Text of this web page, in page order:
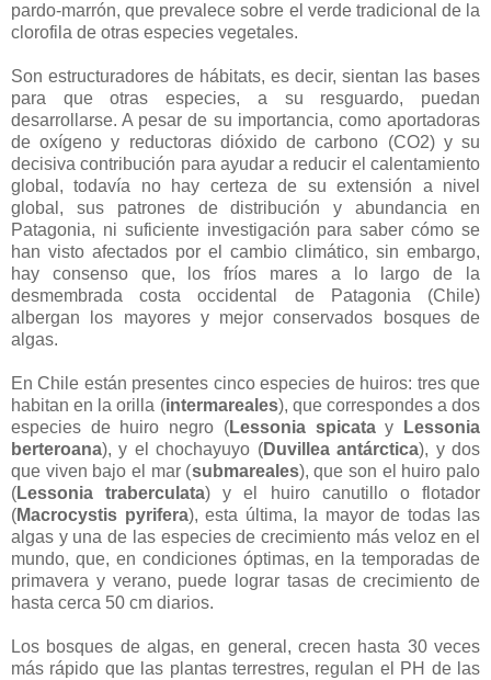
pardo-marrón, que prevalece sobre el verde tradicional de la
clorofila de otras especies vegetales.
Son estructuradores de hábitats, es decir, sientan las bases
para que otras especies, a su resguardo, puedan
desarrollarse. A pesar de su importancia, como aportadoras
de oxígeno y reductoras dióxido de carbono (CO2) y su
decisiva contribución para ayudar a reducir el calentamiento
global, todavía no hay certeza de su extensión a nivel
global, sus patrones de distribución y abundancia en
Patagonia, ni suficiente investigación para saber cómo se
han visto afectados por el cambio climático, sin embargo,
hay consenso que, los fríos mares a lo largo de la
desmembrada costa occidental de Patagonia (Chile)
albergan los mayores y mejor conservados bosques de
algas.
En Chile están presentes cinco especies de huiros: tres que
habitan en la orilla (intermareales), que correspondes a dos
especies de huiro negro (Lessonia spicatay
Lessonia
berteroana), y el chochayuyo (Duvillea antárctica), y dos
que viven bajo el mar (submareales), que son el huiro palo
(Lessonia traberculata) y el huiro canutillo o flotador
(Macrocystis pyrifera), esta última, la mayor de todas las
algas y una de las especies de crecimiento más veloz en el
mundo, que, en condiciones óptimas, en la temporadas de
primavera y verano, puede lograr tasas de crecimiento de
hasta cerca 50 cm diarios.
Los bosques de algas, en general, crecen hasta 30 veces
más rápido que las plantas terrestres, regulan el PH de las